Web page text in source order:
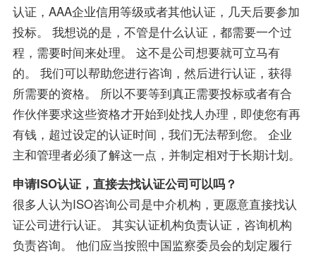
认证，AAA企业信用等级或者其他认证，几天后要参加
投标。 我想说的是，不管是什么认证，都需要一个过
程，需要时间来处理。 这不是公司想要就可立马有
的。 我们可以帮助您进行咨询，然后进行认证，获得
所需要的资格。 所以不要等到真正需要投标或者有合
作伙伴要求这些资格才开始到处找人办理，即使您有再
有钱，超过设定的认证时间，我们无法帮到您。 企业
主和管理者必须了解这一点，并制定相对于长期计划。
申请ISO认证，直接去找认证公司可以吗？
很多人认为ISO咨询公司是中介机构，更愿意直接找认
证公司进行认证。 其实认证机构负责认证，咨询机构
负责咨询。 他们应当按照中国监察委员会的划定履行